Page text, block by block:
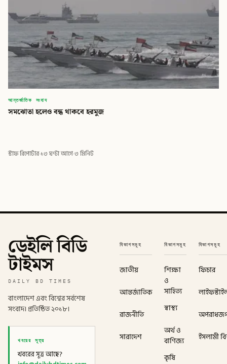
আন্তর্জাতিক সংবাদ
সমঝোতা হলেও বন্ধ থাকবে হরমুজ
স্টাফ রিপোর্টার·১৩ ঘণ্টা আগে·৩ মিনিট
ডেইলি বিডি
টাইমস
DAILY BD TIMES
বাংলাদেশ এবং বিশ্বের সর্বশেষ
সংবাদ। প্রতিষ্ঠিত ২০১৮।
খবরের সূত্র
খবরের সূত্র আছে?
বিভাগসমূহ
জাতীয়
আন্তর্জাতিক
রাজনীতি
সারাদেশ
বিভাগসমূহ
শিক্ষা
ও
সাহিত্য
স্বাস্থ্য
অর্থ ও
বাণিজ্য
কৃষি
বিভাগসমূহ
ফিচার
ইসলামী